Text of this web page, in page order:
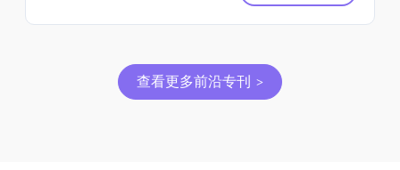
查看更多前沿专刊